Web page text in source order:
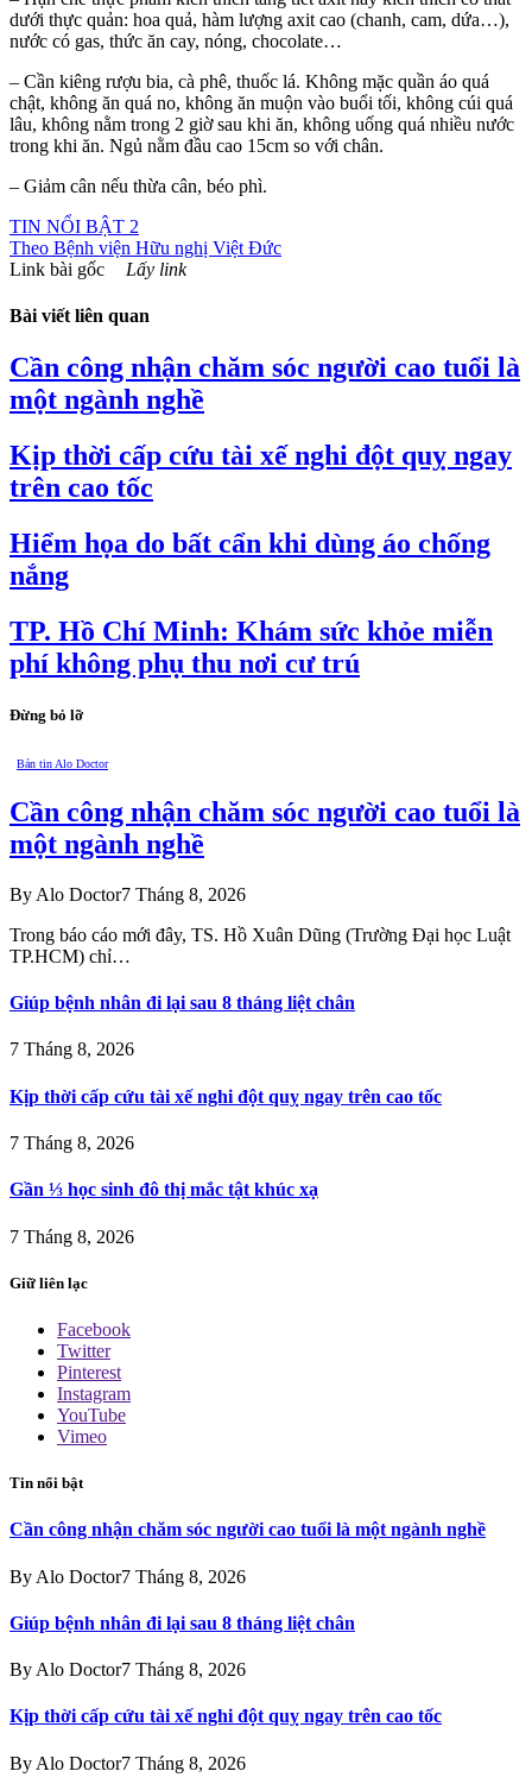
dưới thực quản: hoa quả, hàm lượng axit cao (chanh, cam, dứa…),
nước có gas, thức ăn cay, nóng, chocolate…
– Cần kiêng rượu bia, cà phê, thuốc lá. Không mặc quần áo quá
chật, không ăn quá no, không ăn muộn vào buổi tối, không cúi quá
lâu, không nằm trong 2 giờ sau khi ăn, không uống quá nhiều nước
trong khi ăn. Ngủ nằm đầu cao 15cm so với chân.
– Giảm cân nếu thừa cân, béo phì.
TIN NỔI BẬT 2
Theo Bệnh viện Hữu nghị Việt Đức
Link bài gốc
Lấy link
Bài viết liên quan
Cần công nhận chăm sóc người cao tuổi là
một ngành nghề
Kịp thời cấp cứu tài xế nghi đột quỵ ngay
trên cao tốc
Hiểm họa do bất cẩn khi dùng áo chống
nắng
TP. Hồ Chí Minh: Khám sức khỏe miễn
phí không phụ thu nơi cư trú
Đừng bỏ lỡ
Bản tin Alo Doctor
Cần công nhận chăm sóc người cao tuổi là
một ngành nghề
By Alo Doctor7 Tháng 8, 2026
Trong báo cáo mới đây, TS. Hồ Xuân Dũng (Trường Đại học Luật
TP.HCM) chỉ…
Giúp bệnh nhân đi lại sau 8 tháng liệt chân
7 Tháng 8, 2026
Kịp thời cấp cứu tài xế nghi đột quỵ ngay trên cao tốc
7 Tháng 8, 2026
Gần ⅓ học sinh đô thị mắc tật khúc xạ
7 Tháng 8, 2026
Giữ liên lạc
Facebook
Twitter
Pinterest
Instagram
YouTube
Vimeo
Tin nổi bật
Cần công nhận chăm sóc người cao tuổi là một ngành nghề
By Alo Doctor7 Tháng 8, 2026
Giúp bệnh nhân đi lại sau 8 tháng liệt chân
By Alo Doctor7 Tháng 8, 2026
Kịp thời cấp cứu tài xế nghi đột quỵ ngay trên cao tốc
By Alo Doctor7 Tháng 8, 2026